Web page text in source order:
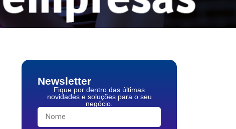
Newsletter
Fique por dentro das últimas
novidades e soluções para o seu
negócio.